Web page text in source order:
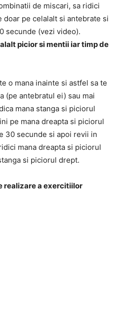
de miscari, sa ridici
pe celalalt si antebrate si
secunde (vezi video).
picior si mentii iar timp de
o mana inainte si astfel sa te
(pe antebratul ei) sau mai
mana stanga si piciorul
pe mana dreapta si piciorul
30 secunde si apoi revii in
mana dreapta si piciorul
si piciorul drept.
realizare a exercitiilor